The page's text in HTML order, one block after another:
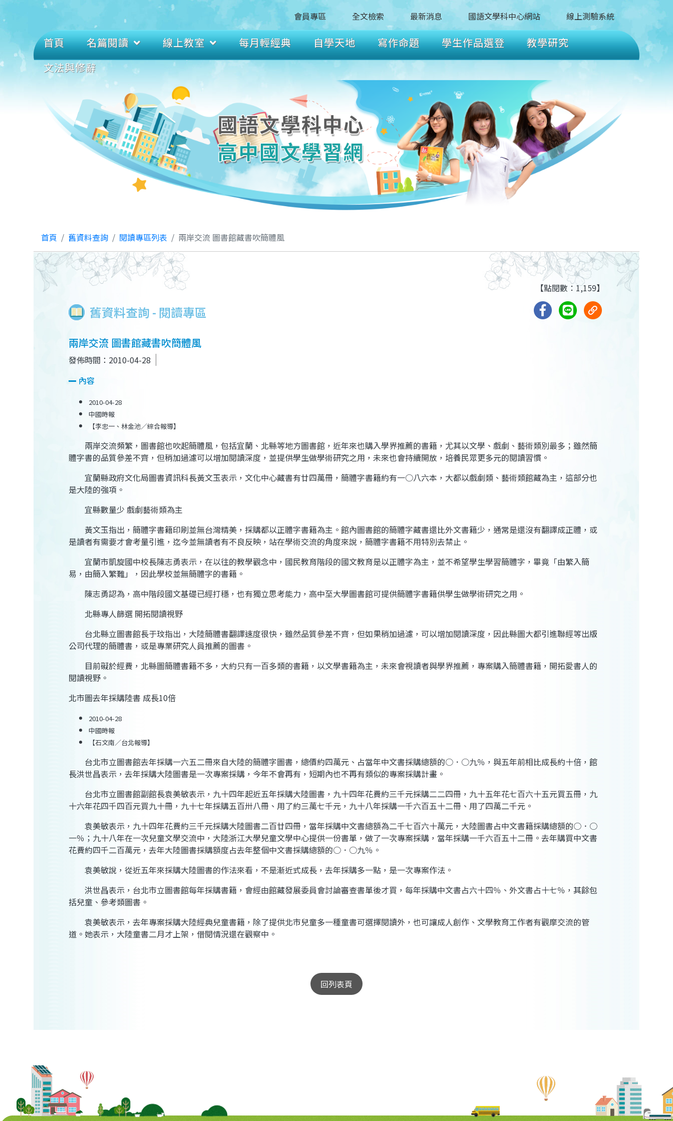
會員專區 全文檢索 最新消息 國語文學科中心網站 線上測驗系統
首頁 名篇閱讀 線上教室 每月輕經典 自學天地 寫作命題 學生作品選登
教學研究
文法與修辭
首頁 舊資料查詢 閱讀專區列表 兩岸交流 圖書館藏書吹簡體風
舊資料查詢 - 閱讀專區
【點閱數：1,159】
兩岸交流 圖書館藏書吹簡體風
發佈時間：2010-04-28
內容
2010-04-28
中國時報
【李忠一、林金池／綜合報導】
兩岸交流頻繁，圖書館也吹起簡體風，包括宜蘭、北縣等地方圖書館，近年來也購入學界推薦的書籍，尤其以文學、戲劇、藝術類別最多；雖然簡
體字書的品質參差不齊，但稍加過濾可以增加閱讀深度，並提供學生做學術研究之用，未來也會持續開放，培養民眾更多元的閱讀習慣。
宜蘭縣政府文化局圖書資訊科長黃文玉表示，文化中心藏書有廿四萬冊，簡體字書籍約有一○八六本，大都以戲劇類、藝術類館藏為主，這部分也
是大陸的強項。
宜縣數量少 戲劇藝術類為主
黃文玉指出，簡體字書籍印刷並無台灣精美，採購都以正體字書籍為主。館內圖書館的簡體字藏書還比外文書籍少，通常是還沒有翻譯成正體，或
是讀者有需要才會考量引進，迄今並無讀者有不良反映，站在學術交流的角度來說，簡體字書籍不用特別去禁止。
宜蘭市凱旋國中校長陳志勇表示，在以往的教學觀念中，國民教育階段的國文教育是以正體字為主，並不希望學生學習簡體字，畢竟「由繁入簡
易，由簡入繁難」，因此學校並無簡體字的書籍。
陳志勇認為，高中階段國文基礎已經打穩，也有獨立思考能力，高中至大學圖書館可提供簡體字書籍供學生做學術研究之用。
北縣專人篩選 開拓閱讀視野
台北縣立圖書館長于玟指出，大陸簡體書翻譯速度很快，雖然品質參差不齊，但如果稍加過濾，可以增加閱讀深度，因此縣圖大都引進聯經等出版
公司代理的簡體書，或是專業研究人員推薦的圖書。
目前礙於經費，北縣圖簡體書籍不多，大約只有一百多類的書籍，以文學書籍為主，未來會視讀者與學界推薦，專案購入簡體書籍，開拓愛書人的
閱讀視野。
北市圖去年採購陸書 成長10倍
2010-04-28
中國時報
【石文南／台北報導】
台北市立圖書館去年採購一六五二冊來自大陸的簡體字圖書，總價約四萬元、占當年中文書採購總額的○．○九％，與五年前相比成長約十倍，館
長洪世昌表示，去年採購大陸圖書是一次專案採購，今年不會再有，短期內也不再有類似的專案採購計畫。
台北市立圖書館副館長袁美敏表示，九十四年起近五年採購大陸圖書，九十四年花費約三千元採購二二四冊，九十五年花七百六十五元買五冊，九
十六年花四千四百元買九十冊，九十七年採購五百卅八冊、用了約三萬七千元，九十八年採購一千六百五十二冊、用了四萬二千元。
袁美敏表示，九十四年花費約三千元採購大陸圖書二百廿四冊，當年採購中文書總額為二千七百六十萬元，大陸圖書占中文書籍採購總額的○．○
一％；九十八年在一次兒童文學交流中，大陸浙江大學兒童文學中心提供一份書單，做了一次專案採購，當年採購一千六百五十二冊。去年購買中文書
花費約四千二百萬元，去年大陸圖書採購額度占去年整個中文書採購總額的○．○九％。
袁美敏說，從近五年來採購大陸圖書的作法來看，不是漸近式成長，去年採購多一點，是一次專案作法。
洪世昌表示，台北市立圖書館每年採購書籍，會經由館藏發展委員會討論審查書單後才買，每年採購中文書占六十四％、外文書占十七％，其餘包
括兒童、參考類圖書。
袁美敏表示，去年專案採購大陸經典兒童書籍，除了提供北市兒童多一種童書可選擇閱讀外，也可讓成人創作、文學教育工作者有觀摩交流的管
道。她表示，大陸童書二月才上架，借閱情況還在觀察中。
回列表頁